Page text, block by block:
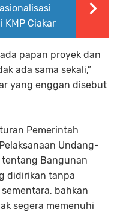
KMP Ciakar
papan proyek dan
ada sama sekali,”
yang enggan disebut
Pemerintah
Undang-
tentang Bangunan
didirikan tanpa
bahkan
segera memenuhi